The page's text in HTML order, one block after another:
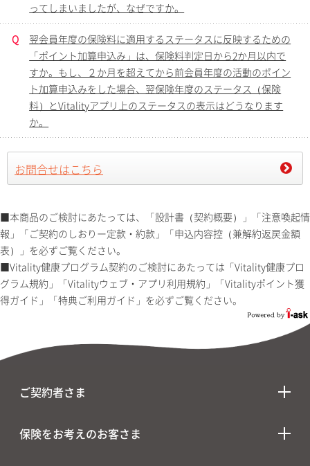
ってしまいましたが、なぜですか。
Q
翌会員年度の保険料に適用するステータスに反映するための
「ポイント加算申込み」は、保険料判定日から2か月以内で
すか。もし、２か月を超えてから前会員年度の活動のポイン
ト加算申込みをした場合、翌保険年度のステータス（保険
料）とVitalityアプリ上のステータスの表示はどうなります
か。
お問合せはこちら
■本商品のご検討にあたっては、「設計書（契約概要）」「注意喚起情
報」「ご契約のしおりー定款・約款」「申込内容控（兼解約返戻金額
表）」を必ずご覧ください。
■Vitality健康プログラム契約のご検討にあたっては「Vitality健康プロ
グラム規約」「Vitalityウェブ・アプリ利用規約」「Vitalityポイント獲
得ガイド」「特典ご利用ガイド」を必ずご覧ください。
ご契約者さま
保険をお考えのお客さま